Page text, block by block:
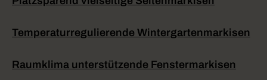
Temperaturregulierende Wintergartenmarkisen
Raumklima unterstützende Fenstermarkisen